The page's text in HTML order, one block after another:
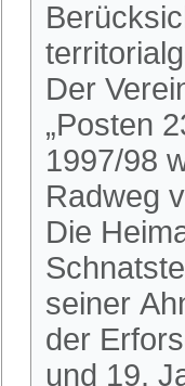
Der
„Posten
1997/98
Radweg
Die
seiner
der
und 19.